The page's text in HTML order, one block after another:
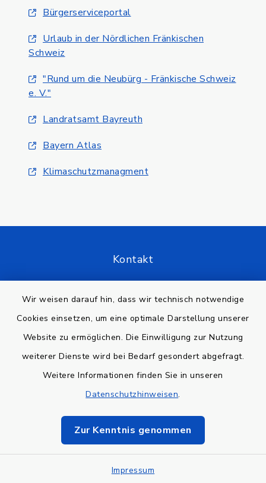
Wir weisen darauf hin, dass wir technisch notwendige
Cookies einsetzen, um eine optimale Darstellung unserer
Website zu ermöglichen. Die Einwilligung zur Nutzung
weiterer Dienste wird bei Bedarf gesondert abgefragt.
Weitere Informationen finden Sie in unseren
Datenschutzhinweisen.
Zur Kenntnis genommen
Impressum
Bürgerserviceportal
Urlaub in der Nördlichen Fränkischen
Schweiz
"Rund um die Neubürg - Fränkische Schweiz
e. V."
Landratsamt Bayreuth
Bayern Atlas
Klimaschutzmanagment
Kontakt
Datenschutz
Impressum
Sitemap
Cookie-Einstellungen